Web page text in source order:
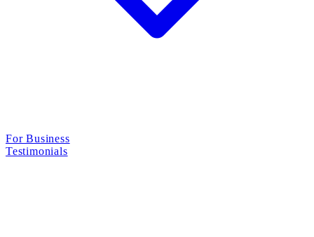
For Business
Testimonials